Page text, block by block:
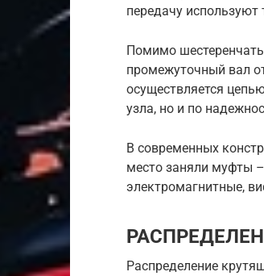
передачу
Помимо
промежуточный вал
осуществляется
узла, но и по
В современных
место заняли муфты
электромагнитные,
Распределение